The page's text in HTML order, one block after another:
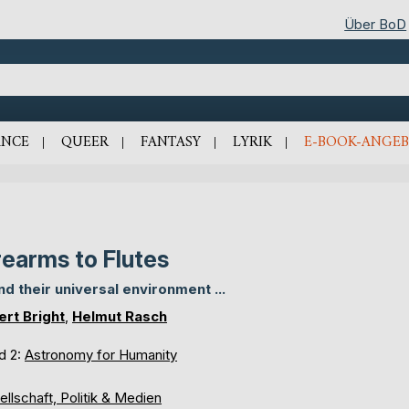
Über BoD
QUEER FANTASY LYRIK E-BOOK-
to Flutes
their universal environment ...
Bright Helmut Rasch
2: Astronomy for Humanity
Politik & Medien